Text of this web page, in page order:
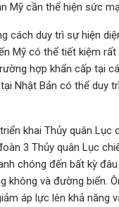
Mỹ cần thể hiện sức
cách duy trì sự hiện
Mỹ có thể tiết kiệm
hợp khẩn cấp tại
Nhật Bản có thể duy
khai Thủy quân Lục
3 Thủy quân Lục
chóng đến bất kỳ
không và đường biển.
áp lực lên khả năng